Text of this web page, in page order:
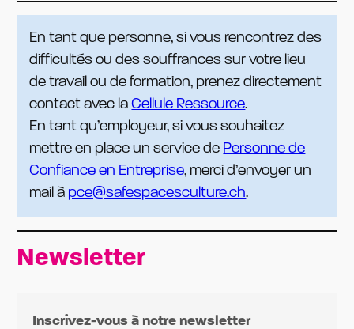
En tant que personne, si vous rencontrez des
difficultés ou des souffrances sur votre lieu
de travail ou de formation, prenez directement
contact avec laCellule Ressource.
En tant qu’employeur, si vous souhaitez
mettre en place un service de Personne de
Confiance en Entreprise, merci d’envoyer un
mail à pce@safespacesculture.ch.
Newsletter
Inscrivez-vous à notre newsletter